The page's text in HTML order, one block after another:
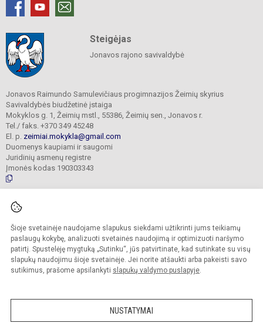
Šioje svetainėje naudojame slapukus siekdami užtikrinti jums teikiamų
paslaugų kokybę, analizuoti svetainės naudojimą ir optimizuoti naršymo
patirtį. Spustelėję mygtuką „Sutinku“, jūs patvirtinate, kad sutinkate su visų
slapukų naudojimu šioje svetainėje. Jei norite atšaukti arba pakeisti savo
sutikimus, prašome apsilankyti slapukų valdymo puslapyje.
NUSTATYMAI
Steigėjas
Jonavos rajono savivaldybė
Jonavos Raimundo Samulevičiaus progimnazijos Žeimių skyrius
Savivaldybės biudžetinė įstaiga
Mokyklos g. 1, Žeimių mstl., 55386, Žeimių sen., Jonavos r.
Tel./ faks. +370 349 45248
El. p. zeimiai.mokykla@gmail.com
Duomenys kaupiami ir saugomi
Juridinių asmenų registre
Įmonės kodas 190303343
© 2025. Jonavos Raimundo Samulevičiaus progimnazija Žeimių skyrius. Visos
Kopijuoti turinį be raštiško įstaigos administracijos sutikimo griežtai draudžiama.
Prieinamumo paraiška Slapukų politika
Sumanus būdas atnaujinti